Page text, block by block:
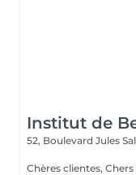
Institut de
52, Boulevard Jules
Chères clientes, Chers clients, Nous vous